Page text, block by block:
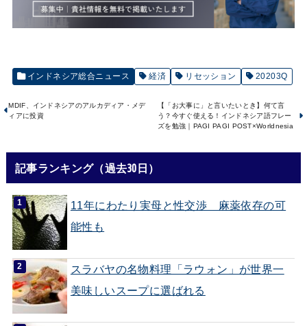
インドネシア総合ニュース 経済 リセッション 20203Q
MDIF、インドネシアのアルカディア・メデ
ィアに投資
【「お大事に」と言いたいとき】何て言
う？今すぐ使える！インドネシア語フレー
ズを勉強｜PAGI PAGI POST×Worldnesia
記事ランキング（過去30日）
11年にわたり実母と性交渉 麻薬依存の可
能性も
スラバヤの名物料理「ラウォン」が世界一
美味しいスープに選ばれる